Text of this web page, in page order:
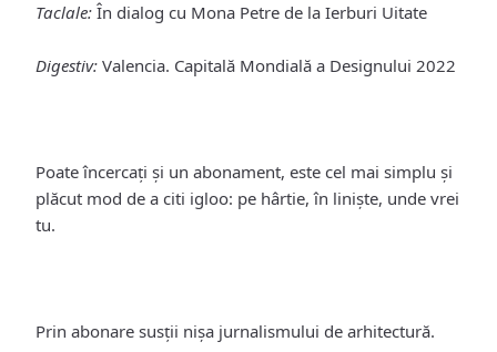
Taclale: În dialog cu Mona Petre de la Ierburi Uitate
Digestiv: Valencia. Capitală Mondială a Designului 2022
Poate încercați și un abonament, este cel mai simplu și
plăcut mod de a citi igloo: pe hârtie, în liniște, unde vrei
tu.
Prin abonare susții nișa jurnalismului de arhitectură.